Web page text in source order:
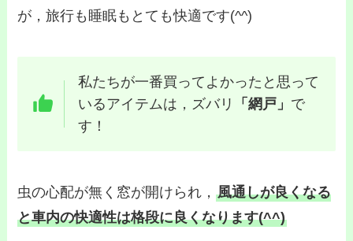
が，旅行も睡眠もとても快適です(^^)
私たちが一番買ってよかったと思って
いるアイテムは，ズバリ
「網戸」 で
す！
虫の心配が無く窓が開けられ，風通しが良くなる
と車内の快適性は格段に良くなります(^^)